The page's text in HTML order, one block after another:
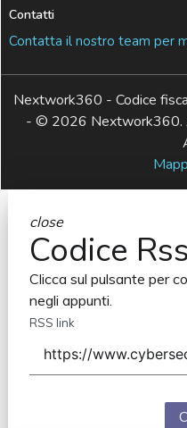
Contatti
Contatta il nostro team per
Nextwork360 - Codice
- © 2026 Nextwork360.
close
Codice Rss
Clicca sul pulsante per
negli appunti.
RSS link